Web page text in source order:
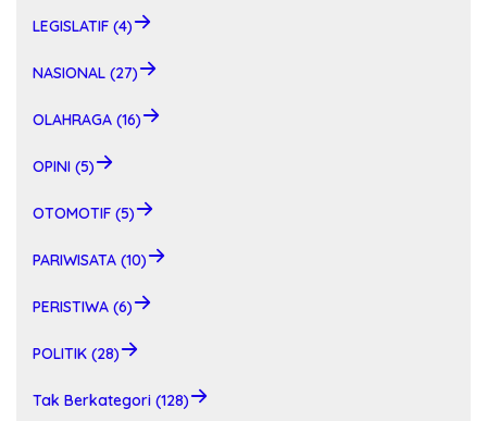
LEGISLATIF (4)
NASIONAL (27)
OLAHRAGA (16)
OPINI (5)
OTOMOTIF (5)
PARIWISATA (10)
PERISTIWA (6)
POLITIK (28)
Tak Berkategori (128)